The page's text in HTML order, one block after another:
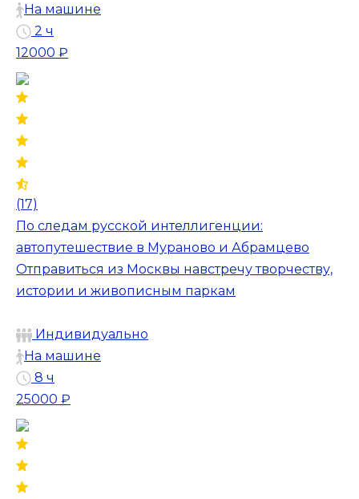
На машине
2 ч
12000 ₽
(17)
По следам русской интеллигенции:
автопутешествие в Мураново и Абрамцево
Отправиться из Москвы навстречу творчеству,
истории и живописным паркам
Индивидуально
На машине
8 ч
25000 ₽